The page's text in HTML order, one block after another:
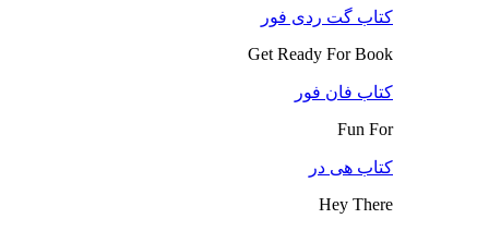
کتاب گت ردی فور
Get Ready For Book
کتاب فان فور
Fun For
کتاب هی در
Hey There